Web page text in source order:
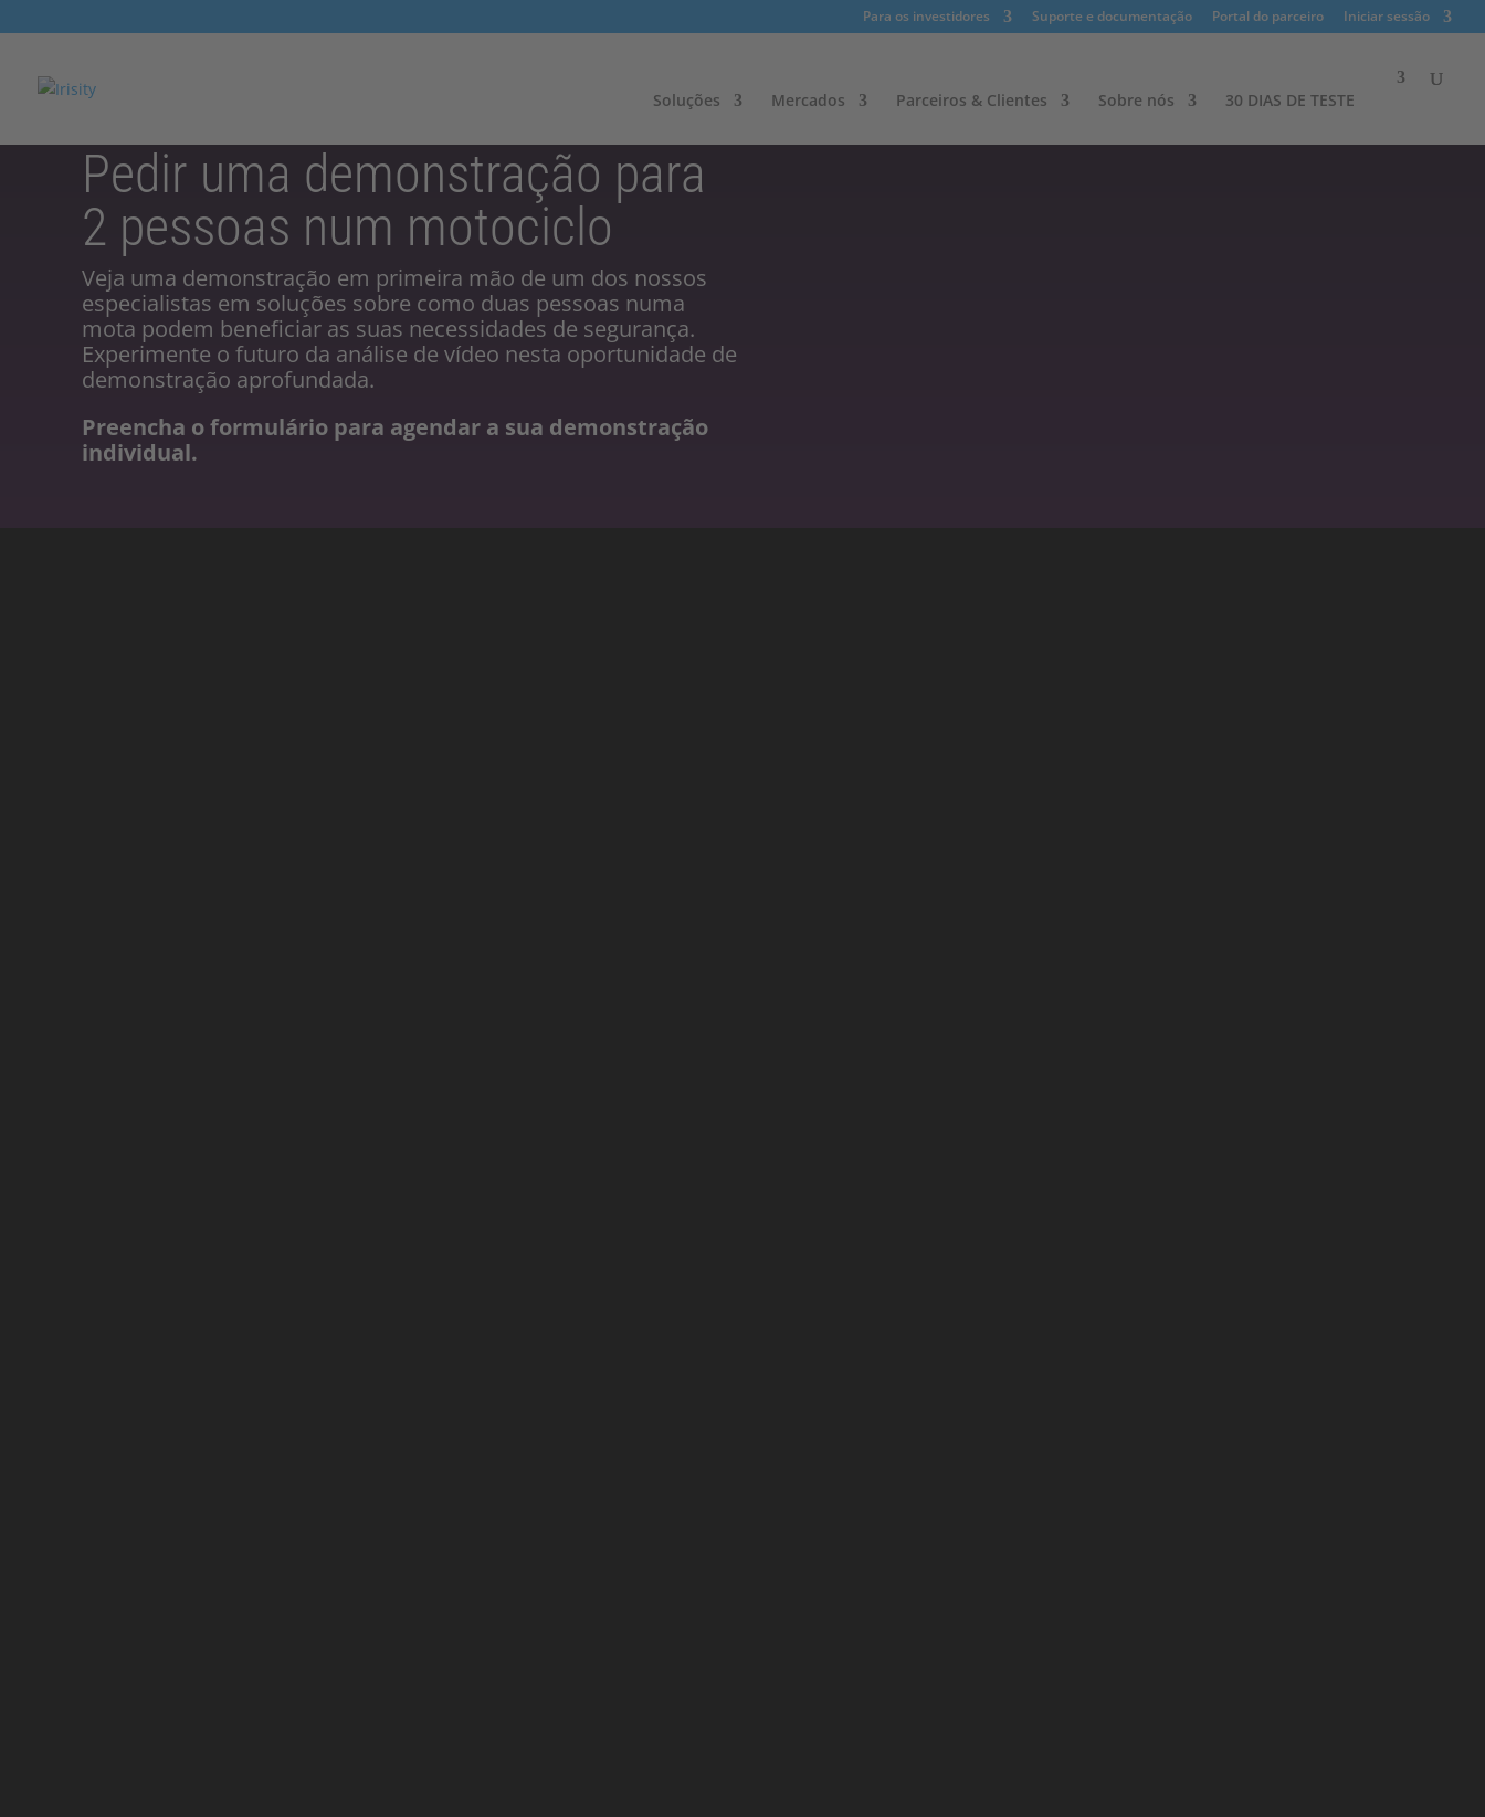
Para os investidores Suporte e documentação Portal do parceiro Iniciar sessão
Soluções Mercados Parceiros & Clientes​ Sobre nós 30 DIAS DE TESTE
Pedir uma demonstração para
2 pessoas num motociclo
Veja uma demonstração em primeira mão de um dos nossos
especialistas em soluções sobre como duas pessoas numa
mota podem beneficiar as suas necessidades de segurança.
Experimente o futuro da análise de vídeo nesta oportunidade de
demonstração aprofundada.
Preencha o formulário para agendar a sua demonstração
individual.